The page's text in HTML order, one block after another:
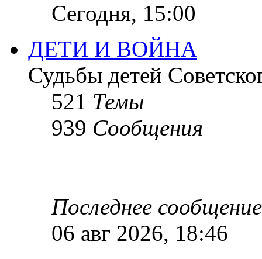
Сегодня, 15:00
ДЕТИ И ВОЙНА
Судьбы детей
521 Темы
939 Сообщения
Последнее сообщение
06 авг 2026, 18:46